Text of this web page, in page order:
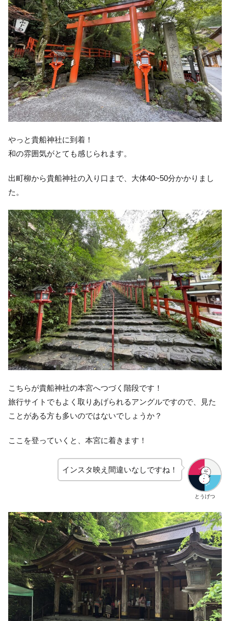
やっと貴船神社に到着！
和の雰囲気がとても感じられます。
出町柳から貴船神社の入り口まで、大体40~50分かかりまし
た。
こちらが貴船神社の本宮へつづく階段です！
旅行サイトでもよく取りあげられるアングルですので、見た
ことがある方も多いのではないでしょうか？
ここを登っていくと、本宮に着きます！
とうげつ
インスタ映え間違いなしですね！